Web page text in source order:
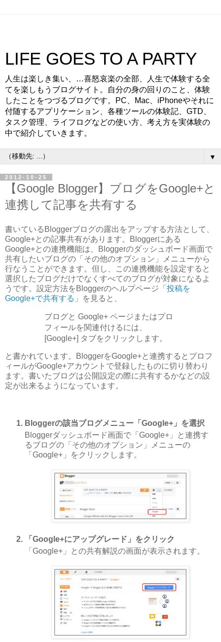
LIFE GOES TO A PARTY
人生は楽しき集い、…喜怒哀楽の全部、人生で体験する全
てを楽しもうブログサイト。自分の身の回りのこと、体験
したことをつづるブログです。PC、Mac、iPhoneやそれに
付随するアプリケーション、各種ツールの体験記、GTD、
タスク管理、ライフログなどの使い方、考え方を実体験の
中で紹介していきます。
▼
2012-10-25
【Google Blogger】ブログをGoogle+と
連携して記事を共有する
書いているBloggerブログの露出をアップする方法として、
Google+との記事共有があります。Bloggerにある
Google+との連携機能は、Bloggerのダッシュボード画面で
共有したいブログの「その他のオプション」メニューから
行なうことができます。但し、この連携機能を設定すると
選択したブログだけでなくすべてのブログが対象になるよ
うです。設定方法をBloggerのヘルプページ「 投稿を
Google+で共有する 」を見ると、
ブログと Google+ ページまたはプロ
フィールを関連付けるには、
[Google+] タブをクリックします。
と書かれています。BloggerをGoogle+と連携するとプロフ
ィールがGoogle+アカウントで登録したものに切り替わり
ます。書いたブログは公開設定の際に共有するかなどの設
定が出来るようになっています。
Bloggerの該当ブログメニュー「Google+」を選択
Bloggerダッシュボード画面で「Google+」と連携す
るブログの「その他のオプション」メニューの
「Google+」をクリックします。
「Google+にアップグレード」をクリック
「Google+」との共有解説の画面が表示されます。